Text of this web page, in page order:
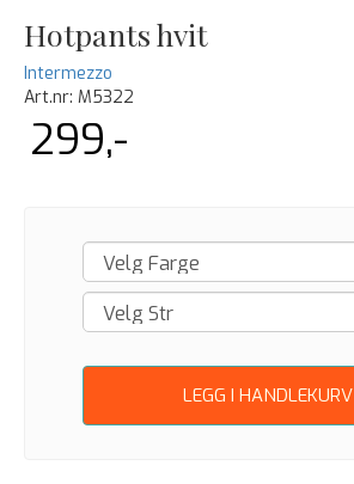
Hotpants hvit
Intermezzo
Art.nr: M5322
299,-
LEGG I HANDLEKURV